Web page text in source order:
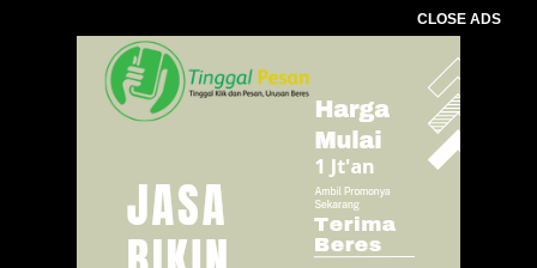
CLOSE ADS